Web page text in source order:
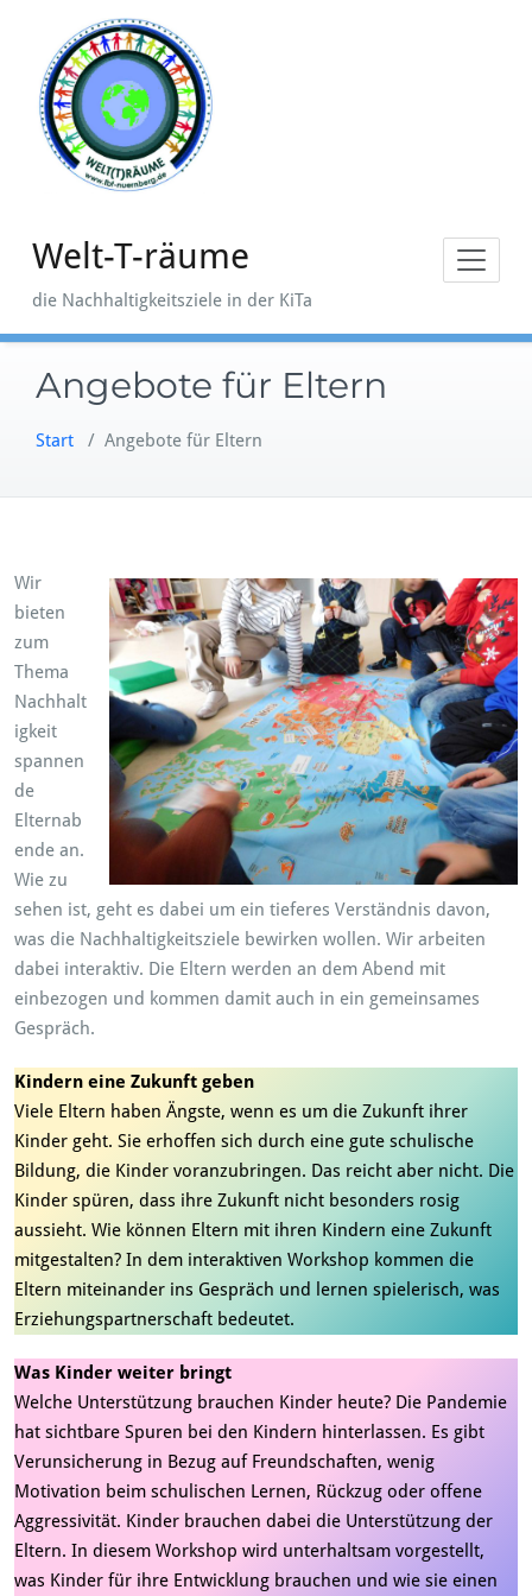
springen
Welt-T-räume
die Nachhaltigkeitsziele in der KiTa
Angebote für Eltern
Start / Angebote für Eltern
Wir
bieten
zum
Thema
Nachhalt
igkeit
spannen
de
Elternab
ende an.
Wie zu
sehen ist, geht es dabei um ein tieferes Verständnis davon,
was die Nachhaltigkeitsziele bewirken wollen. Wir arbeiten
dabei interaktiv. Die Eltern werden an dem Abend mit
einbezogen und kommen damit auch in ein gemeinsames
Gespräch.
Kindern eine Zukunft geben
Viele Eltern haben Ängste, wenn es um die Zukunft ihrer
Kinder geht. Sie erhoffen sich durch eine gute schulische
Bildung, die Kinder voranzubringen. Das reicht aber nicht. Die
Kinder spüren, dass ihre Zukunft nicht besonders rosig
aussieht. Wie können Eltern mit ihren Kindern eine Zukunft
mitgestalten? In dem interaktiven Workshop kommen die
Eltern miteinander ins Gespräch und lernen spielerisch, was
Erziehungspartnerschaft bedeutet.
Was Kinder weiter bringt
Welche Unterstützung brauchen Kinder heute? Die Pandemie
hat sichtbare Spuren bei den Kindern hinterlassen. Es gibt
Verunsicherung in Bezug auf Freundschaften, wenig
Motivation beim schulischen Lernen, Rückzug oder offene
Aggressivität. Kinder brauchen dabei die Unterstützung der
Eltern. In diesem Workshop wird unterhaltsam vorgestellt,
was Kinder für ihre Entwicklung brauchen und wie sie einen